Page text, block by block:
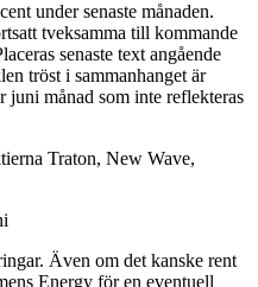
under senaste månaden.
tveksamma till kommande
senaste text angående
tröst i sammanhanget är
månad som inte reflekteras
Traton, New Wave,
Även om det kanske rent
Energy för en eventuell